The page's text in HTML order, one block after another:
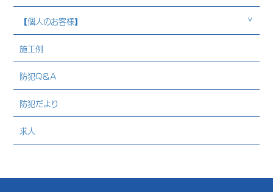
【個人のお客様】
施工例
防犯Q＆A
防犯だより
求人